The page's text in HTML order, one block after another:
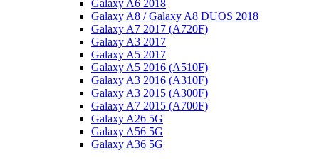
Galaxy A6 2018
Galaxy A8 / Galaxy A8 DUOS 2018
Galaxy A7 2017 (A720F)
Galaxy A3 2017
Galaxy A5 2017
Galaxy A5 2016 (A510F)
Galaxy A3 2016 (A310F)
Galaxy A3 2015 (A300F)
Galaxy A7 2015 (A700F)
Galaxy A26 5G
Galaxy A56 5G
Galaxy A36 5G